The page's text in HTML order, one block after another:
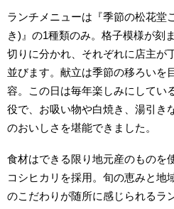
ランチメニューは『季節の松花堂
き)』の1種類のみ。格子模様が刻
切りに分かれ、それぞれに店主が
並びます。献立は季節の移ろいを
容。この日は毎年楽しみにしてい
役で、お吸い物や白焼き、湯引き
のおいしさを堪能できました。
食材はできる限り地元産のものを
コシヒカリを採用。旬の恵みと地
のこだわりが随所に感じられるラ